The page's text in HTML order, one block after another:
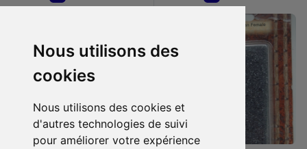
Nous utilisons des
cookies
Nous utilisons des cookies et
d'autres technologies de suivi
pour améliorer votre expérience